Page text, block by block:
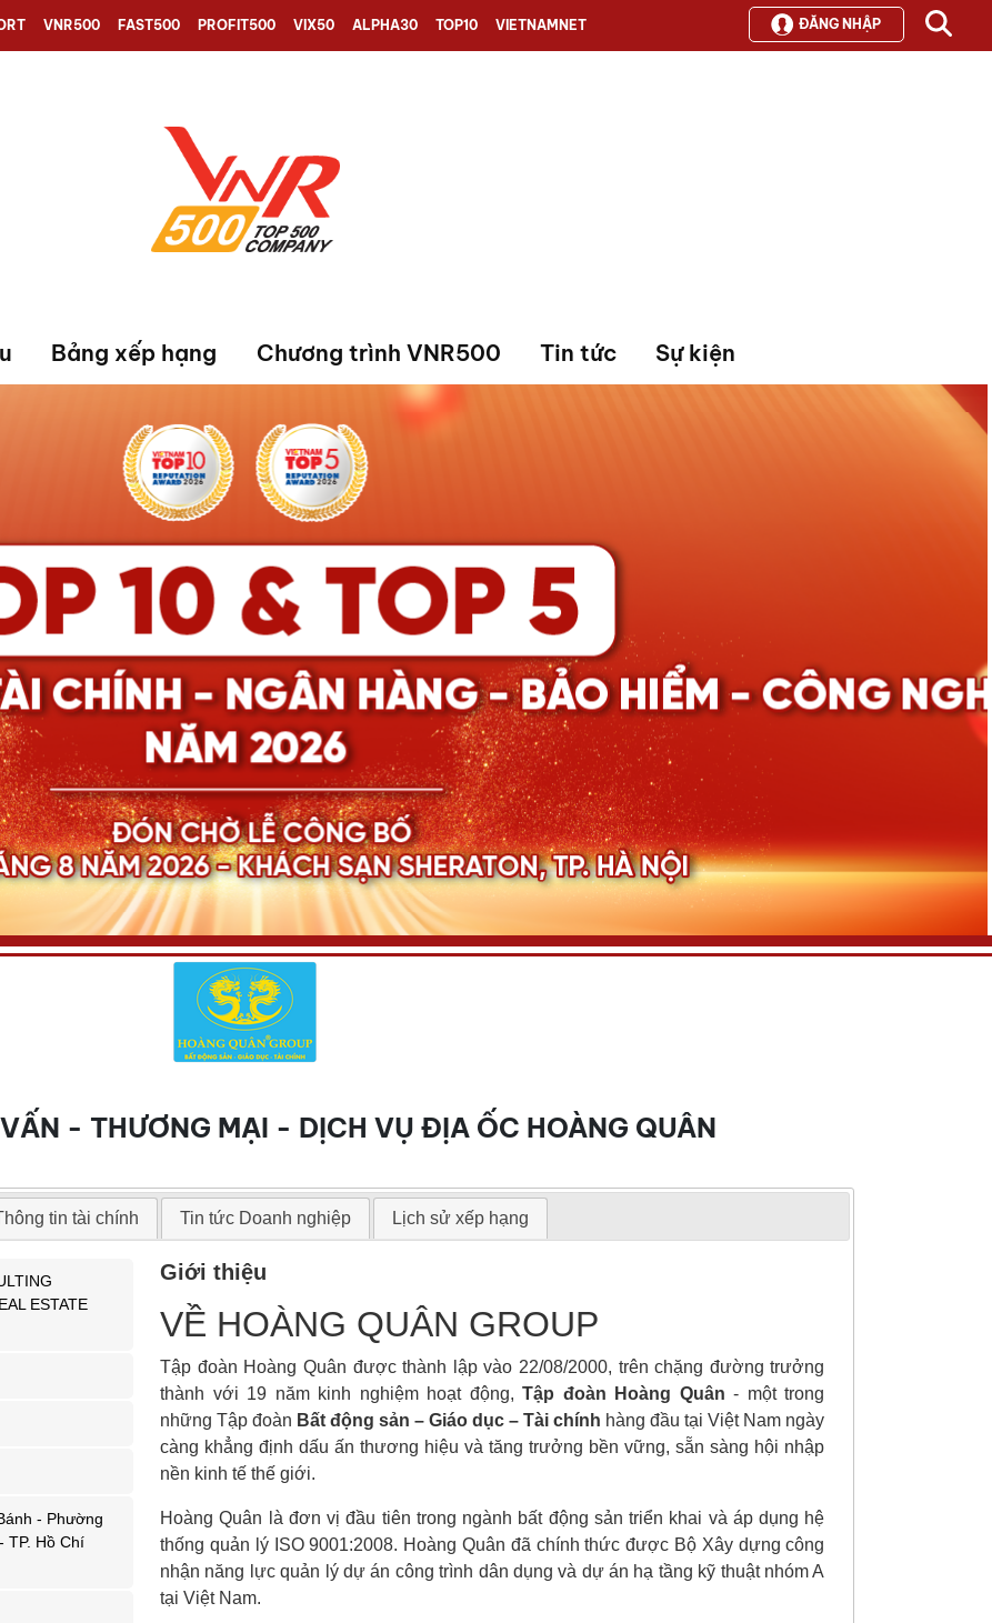
VNR500 FAST500 PROFIT500 VIX50 ALPHA30 TOP10 VIETNAMNET ĐĂNG NHẬP
Bảng xếp hạng Chương trình VNR500 Tin tức Sự kiện
- THƯƠNG MẠI - DỊCH VỤ ĐỊA ỐC HOÀNG QUÂN
tin tài chính Tin tức Doanh nghiệp Lịch sử xếp hạng
ESTATE
- Phường
TP. Hồ Chí
Giới thiệu
VỀ HOÀNG QUÂN GROUP
Tập đoàn Hoàng Quân được thành lập vào 22/08/2000, trên chặng đường trưởng
thành với 19 năm kinh nghiệm hoạt động,Tập đoàn Hoàng Quân - một trong
những Tập đoàn Bất động sản – Giáo dục – Tài chính hàng đầu tại Việt Nam ngày
càng khẳng định dấu ấn thương hiệu và tăng trưởng bền vững, sẵn sàng hội nhập
nền kinh tế thế giới.
Hoàng Quân là đơn vị đầu tiên trong ngành bất động sản triển khai và áp dụng hệ
thống quản lý ISO 9001:2008. Hoàng Quân đã chính thức được Bộ Xây dựng công
nhận năng lực quản lý dự án công trình dân dụng và dự án hạ tầng kỹ thuật nhóm A
tại Việt Nam.